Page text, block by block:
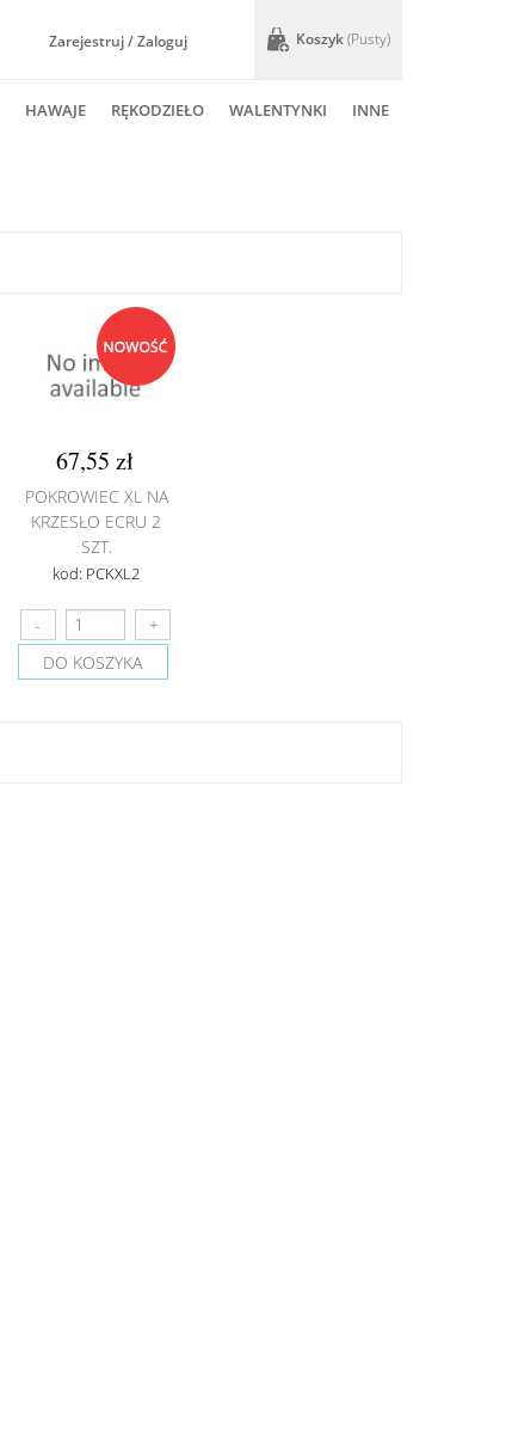
Zarejestruj / Zaloguj Koszyk(pusty)
HAWAJE RĘKODZIEŁO WALENTYNKI INNE
67,55 zł
POKROWIEC XL NA
KRZESŁO ECRU 2
SZT.
kod: PCKXL2
DO KOSZYKA